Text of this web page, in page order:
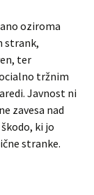
oziroma
strank,
ter
tržnim
Javnost ni
zavesa nad
ki jo
stranke.